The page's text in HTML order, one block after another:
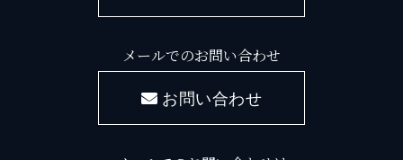
メールでのお問い合わせ
お問い合わせ